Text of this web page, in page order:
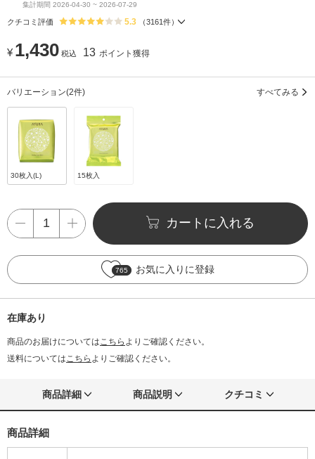
集計期間 2026-04-30 ~ 2026-07-29
クチコミ評価 5.3 （3161件）
¥ 1,430 税込 13 ポイント獲得
バリエーション(2件) すべてみる
30枚入(L) 15枚入
カートに入れる
765 お気に入りに登録
在庫あり
商品のお届けについては こちら よりご確認ください。
送料については こちら よりご確認ください。
商品詳細 商品説明 クチコミ
商品詳細